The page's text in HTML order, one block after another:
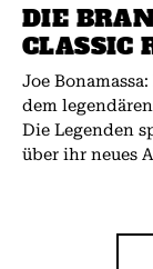
DIE
CLASSIC
Joe
dem legendären Rory
Die Legenden
über ihr neues